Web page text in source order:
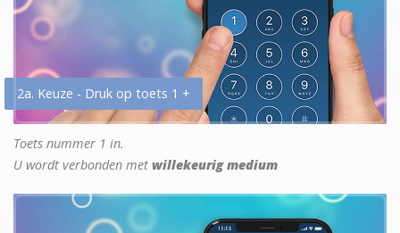
2a. Keuze - Druk op toets 1 +
Toets nummer 1 in.
U wordt verbonden met willekeurig medium